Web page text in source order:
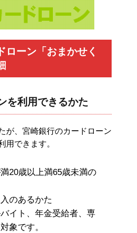
ローン「おまかせく
を利用できるかた
が、宮崎銀行のカードローン
用できます。
20歳以上満65歳未満の
のあるかた
イト、年金受給者、専
象です。